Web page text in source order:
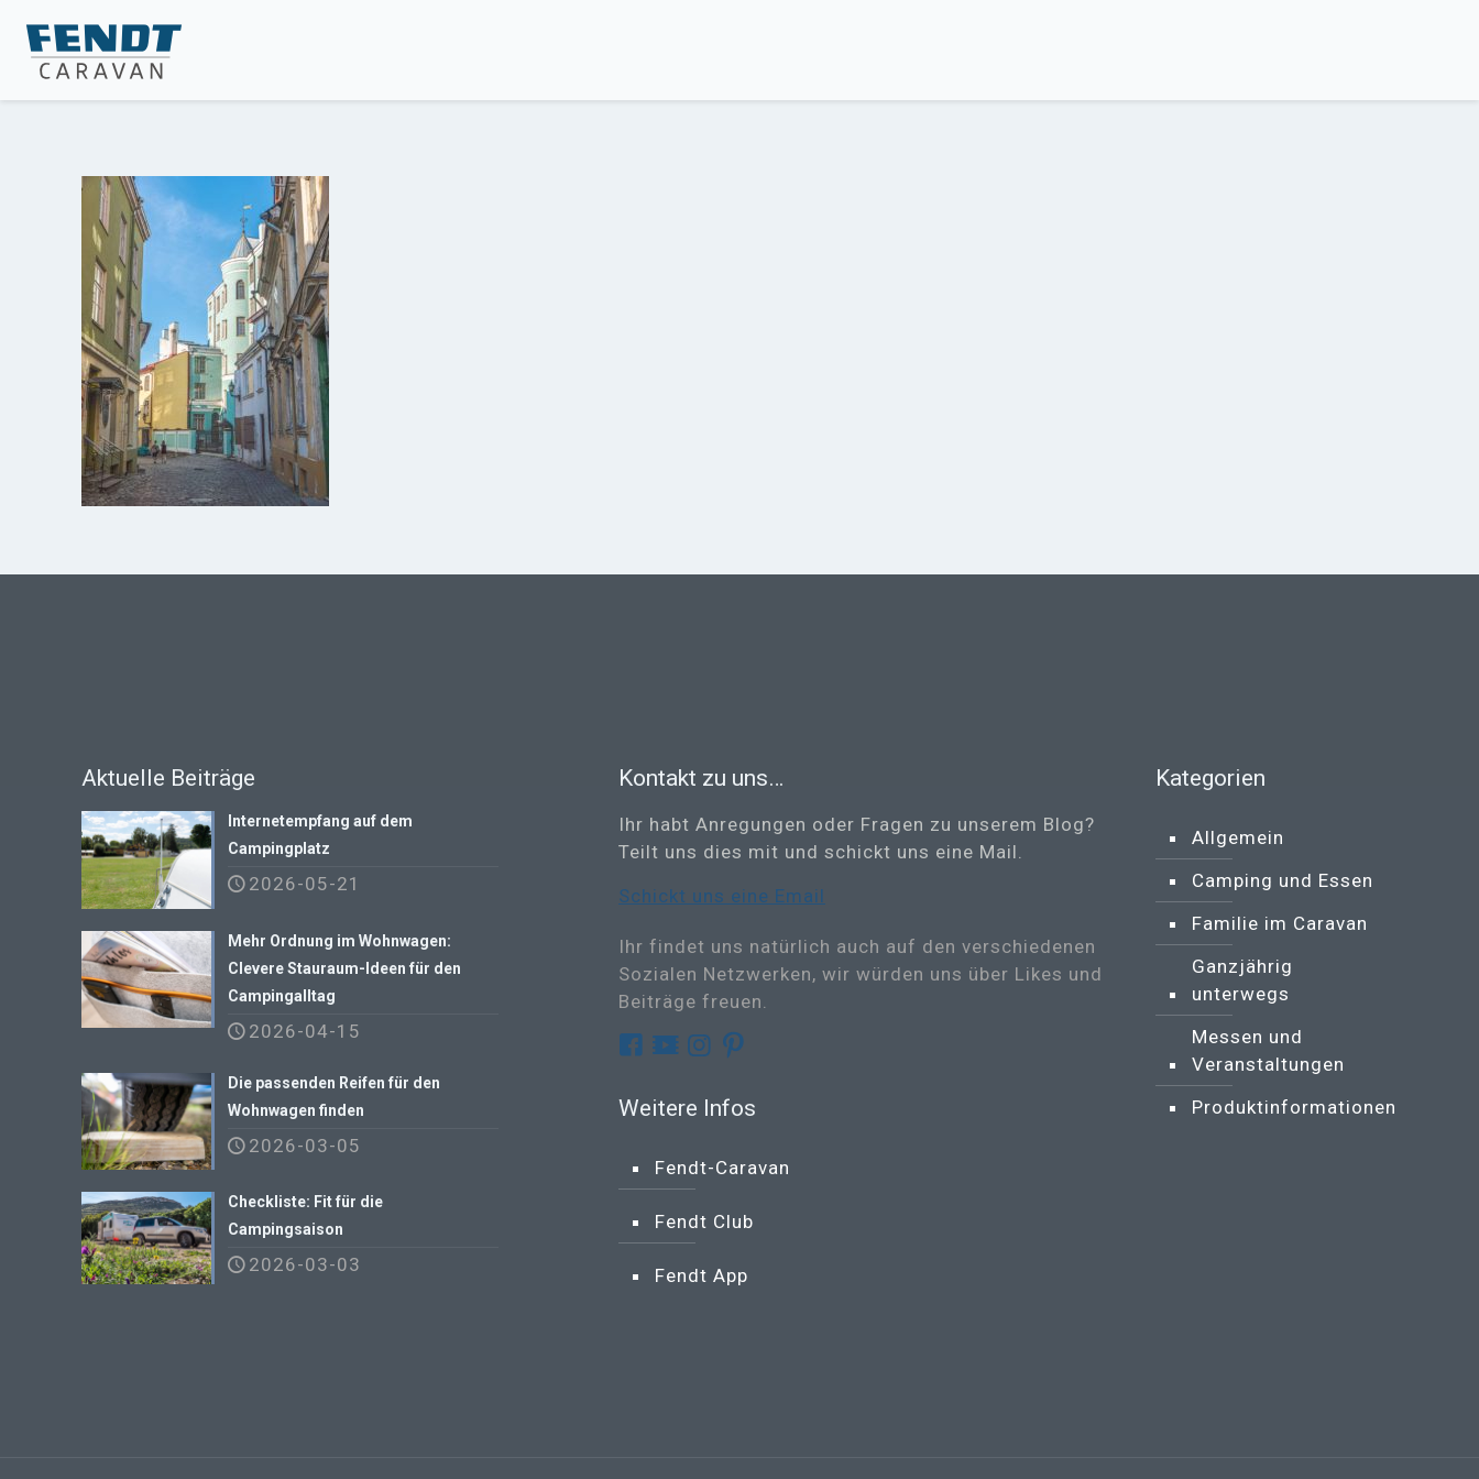
Aktuelle Beiträge
Internetempfang auf dem
Campingplatz
2026-05-21
Mehr Ordnung im Wohnwagen:
Clevere Stauraum-Ideen für den
Campingalltag
2026-04-15
Die passenden Reifen für den
Wohnwagen finden
2026-03-05
Checkliste: Fit für die
Campingsaison
2026-03-03
Kontakt zu uns…
Ihr habt Anregungen oder Fragen zu unserem Blog?
Teilt uns dies mit und schickt uns eine Mail.
Schickt uns eine Email
Ihr findet uns natürlich auch auf den verschiedenen
Sozialen Netzwerken, wir würden uns über Likes und
Beiträge freuen.
Weitere Infos
Fendt-Caravan
Fendt Club
Fendt App
Kategorien
Allgemein
Camping und Essen
Familie im Caravan
Ganzjährig
unterwegs
Messen und
Veranstaltungen
Produktinformationen